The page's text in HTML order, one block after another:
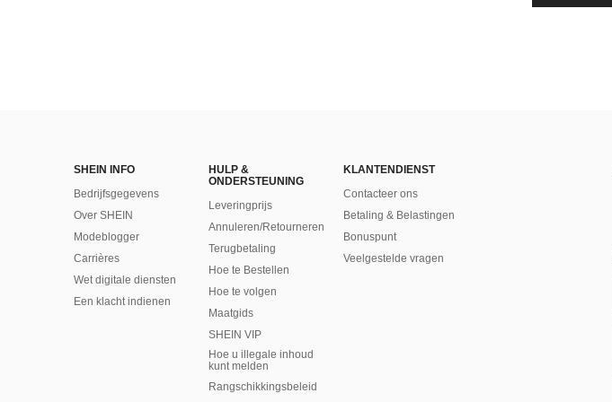
SHEIN INFO
Bedrijfsgegevens
Over SHEIN
Modeblogger
Carrières
Wet digitale diensten
Een klacht indienen
HULP &
ONDERSTEUNING
Leveringprijs
Annuleren/Retourneren
Terugbetaling
Hoe te Bestellen
Hoe te volgen
Maatgids
SHEIN VIP
Hoe u illegale inhoud
kunt melden
Rangschikkingsbeleid
KLANTENDIENST
Contacteer ons
Betaling & Belastingen
Bonuspunt
Veelgestelde vragen